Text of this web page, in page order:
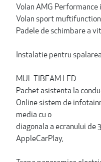
Volan AMG
Volan sport
Padele de schimbare a
Instalatie pentru
MUL TIBEAM LED
Pachet asistenta la
Online sistem de
media cu o
diagonala a ecranului de
AppleCarPlay,